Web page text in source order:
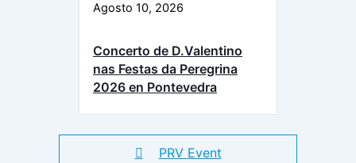
Agosto 10, 2026
Concerto de D.Valentino
nas Festas da Peregrina
2026 en Pontevedra
PRV Event